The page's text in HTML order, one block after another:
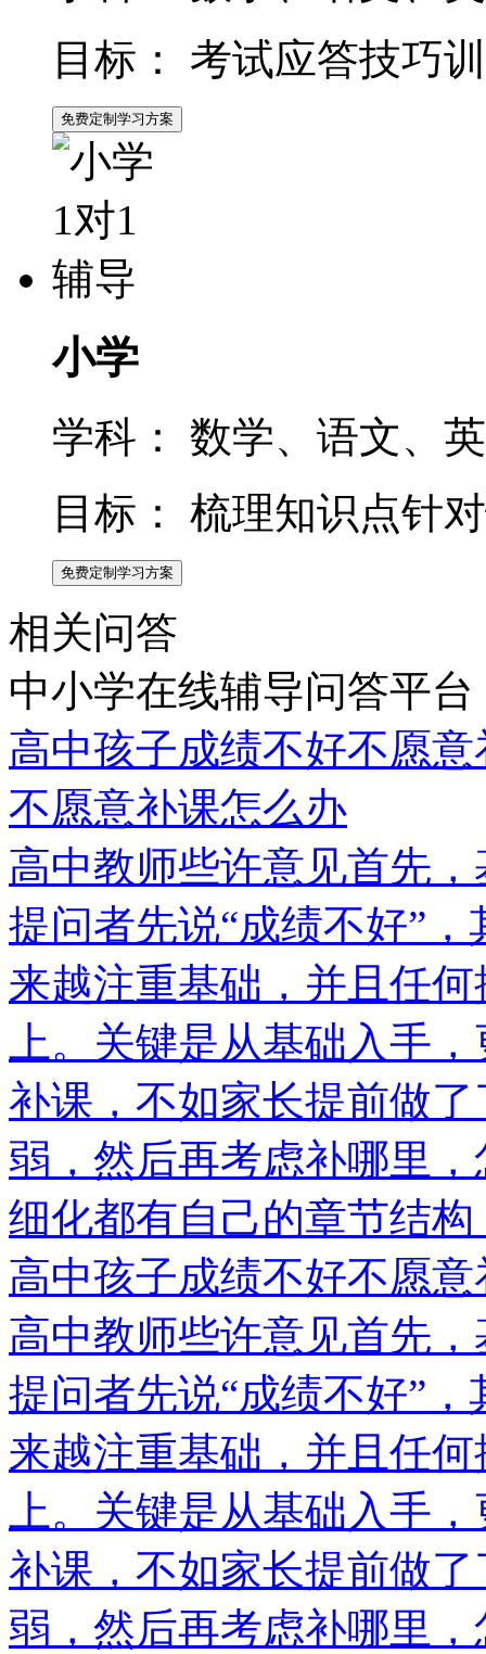
目标：
考试应答技巧
免费定制学习方案
小学
学科：
数学、语文、
目标：
梳理知识点针
免费定制学习方案
相关问答
中小学在线辅导问答平
高中孩子成绩不好不愿
不愿意补课怎么办
高中教师些许意见首先
提问者先说“成绩不好”
来越注重基础，并且任
上。关键是从基础入手
补课，不如家长提前做
弱，然后再考虑补哪里
细化都有自己的章节结
高中孩子成绩不好不愿
高中教师些许意见首先
提问者先说“成绩不好”
来越注重基础，并且任
上。关键是从基础入手
补课，不如家长提前做
弱，然后再考虑补哪里